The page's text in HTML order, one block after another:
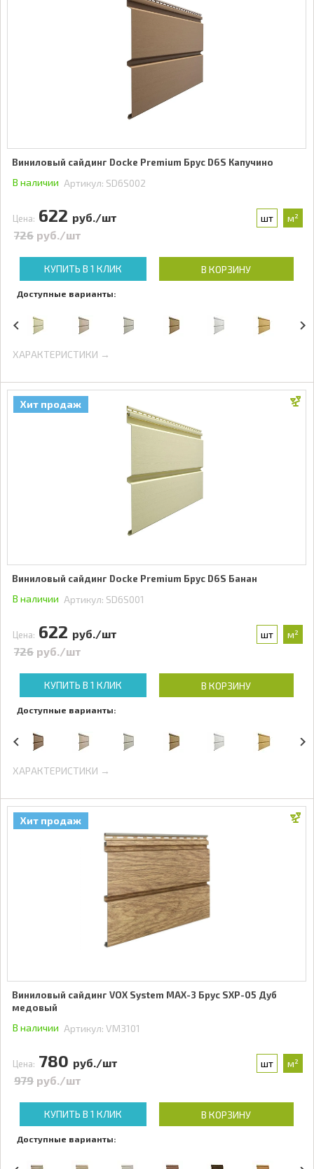
Виниловый сайдинг Docke Premium Брус D6S Капучино
В наличии Артикул: SD6S002
Цена: 622 руб./шт шт м²
726 руб./шт
КУПИТЬ В 1 КЛИК В КОРЗИНУ
Доступные варианты:
ХАРАКТЕРИСТИКИ →
Хит продаж
Виниловый сайдинг Docke Premium Брус D6S Банан
В наличии Артикул: SD6S001
Цена: 622 руб./шт шт м²
726 руб./шт
КУПИТЬ В 1 КЛИК В КОРЗИНУ
Доступные варианты:
ХАРАКТЕРИСТИКИ →
Хит продаж
Виниловый сайдинг VOX System MAX-3 Брус SXP-05 Дуб
медовый
В наличии Артикул: VM3101
Цена: 780 руб./шт шт м²
979 руб./шт
КУПИТЬ В 1 КЛИК В КОРЗИНУ
Доступные варианты: